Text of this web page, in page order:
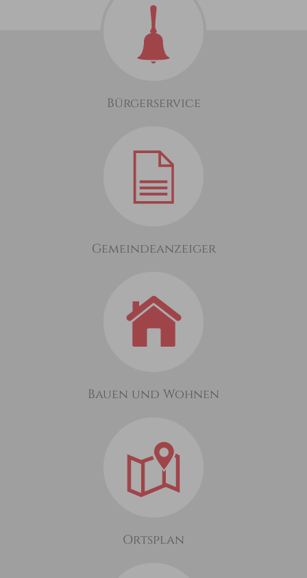
Bürgerservice
Gemeindeanzeiger
Bauen und Wohnen
Ortsplan